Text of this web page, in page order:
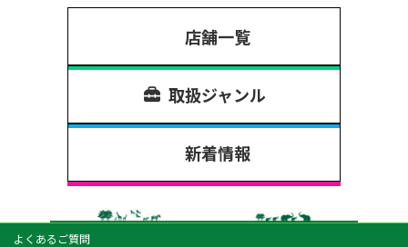
店舗一覧
取扱ジャンル
新着情報
よくあるご質問